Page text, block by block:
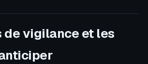
de vigilance et les